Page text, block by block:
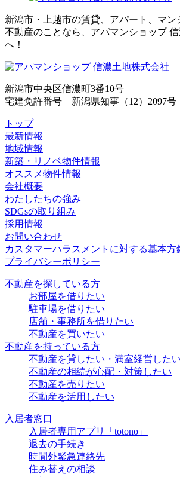
新潟市・上越市の賃貸、アパート、マン
不動産のことなら、アパマンショップ
へ！
新潟市中央区信濃町3番10号
宅建免許番号 新潟県知事（12）2097号
トップ
最新情報
地域情報
新築・リノベ物件情報
オススメ物件情報
会社概要
わたしたちの強み
SDGsの取り組み
採用情報
お問い合わせ
カスタマーハラスメントに対する基本方
プライバシーポリシー
不動産を探している方
お部屋を借りたい
駐車場を借りたい
店舗・事務所を借りたい
不動産を買いたい
不動産を持っている方
不動産を貸したい・満室経営したい
不動産の相続が心配・対策したい
不動産を売りたい
不動産を活用したい
入居者窓口
入居者専用アプリ「totono」
退去の手続き
時間外緊急連絡先
住み替えの相談